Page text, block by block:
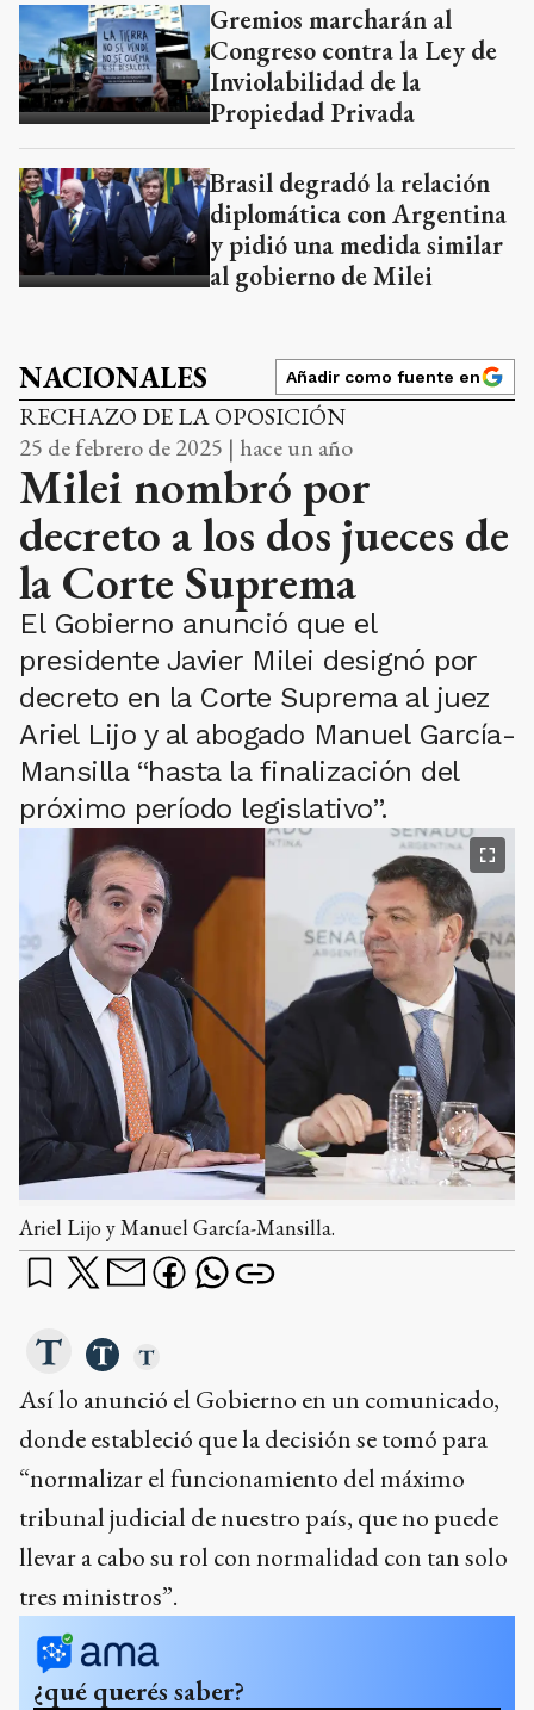
Gremios marcharán al
Congreso contra la Ley de
Inviolabilidad de la
Propiedad Privada
Brasil degradó la relación
diplomática con Argentina
y pidió una medida similar
al gobierno de Milei
NACIONALES Añadir como fuente en
RECHAZO DE LA OPOSICIÓN
25 de febrero de 2025 | hace un año
Milei nombró por
decreto a los dos jueces de
la Corte Suprema
El Gobierno anunció que el
presidente Javier Milei designó por
decreto en la Corte Suprema al juez
Ariel Lijo y al abogado Manuel García-
Mansilla “hasta la finalización del
próximo período legislativo”.
Ariel Lijo y Manuel García-Mansilla.
Así lo anunció el Gobierno en un comunicado,
donde estableció que la decisión se tomó para
“normalizar el funcionamiento del máximo
tribunal judicial de nuestro país, que no puede
llevar a cabo su rol con normalidad con tan solo
tres ministros”.
¿qué querés saber?